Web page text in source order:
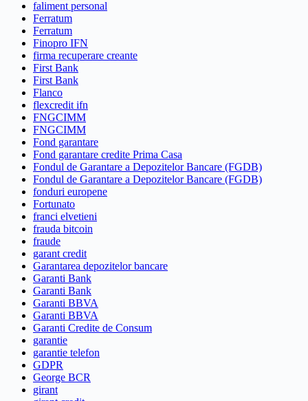
faliment personal
Ferratum
Ferratum
Finopro IFN
firma recuperare creante
First Bank
First Bank
Flanco
flexcredit ifn
FNGCIMM
FNGCIMM
Fond garantare
Fond garantare credite Prima Casa
Fondul de Garantare a Depozitelor Bancare (FGDB)
Fondul de Garantare a Depozitelor Bancare (FGDB)
fonduri europene
Fortunato
franci elvetieni
frauda bitcoin
fraude
garant credit
Garantarea depozitelor bancare
Garanti Bank
Garanti Bank
Garanti BBVA
Garanti BBVA
Garanti Credite de Consum
garantie
garantie telefon
GDPR
George BCR
girant